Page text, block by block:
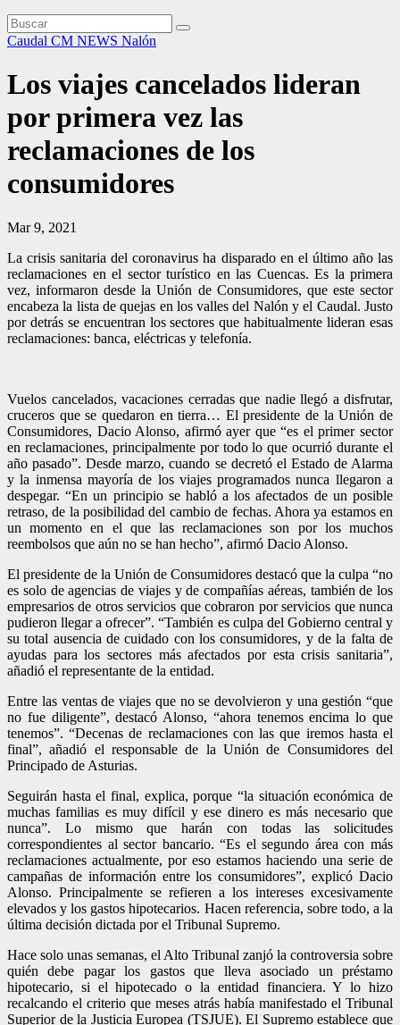
Caudal CM NEWS Nalón
Los viajes cancelados lideran
por primera vez las
reclamaciones de los
consumidores
Mar 9, 2021
La crisis sanitaria del coronavirus ha disparado en el último año las
reclamaciones en el sector turístico en las Cuencas. Es la primera
vez, informaron desde la Unión de Consumidores, que este sector
encabeza la lista de quejas en los valles del Nalón y el Caudal. Justo
por detrás se encuentran los sectores que habitualmente lideran esas
reclamaciones: banca, eléctricas y telefonía.
Vuelos cancelados, vacaciones cerradas que nadie llegó a disfrutar,
cruceros que se quedaron en tierra… El presidente de la Unión de
Consumidores, Dacio Alonso, afirmó ayer que “es el primer sector
en reclamaciones, principalmente por todo lo que ocurrió durante el
año pasado”. Desde marzo, cuando se decretó el Estado de Alarma
y la inmensa mayoría de los viajes programados nunca llegaron a
despegar. “En un principio se habló a los afectados de un posible
retraso, de la posibilidad del cambio de fechas. Ahora ya estamos en
un momento en el que las reclamaciones son por los muchos
reembolsos que aún no se han hecho”, afirmó Dacio Alonso.
El presidente de la Unión de Consumidores destacó que la culpa “no
es solo de agencias de viajes y de compañías aéreas, también de los
empresarios de otros servicios que cobraron por servicios que nunca
pudieron llegar a ofrecer”. “También es culpa del Gobierno central y
su total ausencia de cuidado con los consumidores, y de la falta de
ayudas para los sectores más afectados por esta crisis sanitaria”,
añadió el representante de la entidad.
Entre las ventas de viajes que no se devolvieron y una gestión “que
no fue diligente”, destacó Alonso, “ahora tenemos encima lo que
tenemos”. “Decenas de reclamaciones con las que iremos hasta el
final”, añadió el responsable de la Unión de Consumidores del
Principado de Asturias.
Seguirán hasta el final, explica, porque “la situación económica de
muchas familias es muy difícil y ese dinero es más necesario que
nunca”. Lo mismo que harán con todas las solicitudes
correspondientes al sector bancario. “Es el segundo área con más
reclamaciones actualmente, por eso estamos haciendo una serie de
campañas de información entre los consumidores”, explicó Dacio
Alonso. Principalmente se refieren a los intereses excesivamente
elevados y los gastos hipotecarios. Hacen referencia, sobre todo, a la
última decisión dictada por el Tribunal Supremo.
Hace solo unas semanas, el Alto Tribunal zanjó la controversia sobre
quién debe pagar los gastos que lleva asociado un préstamo
hipotecario, si el hipotecado o la entidad financiera. Y lo hizo
recalcando el criterio que meses atrás había manifestado el Tribunal
Superior de la Justicia Europea (TSJUE). El Supremo establece que